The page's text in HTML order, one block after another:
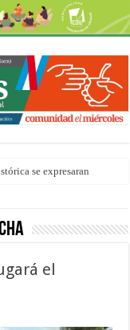
se expresaran
redujeron el déficit en
el